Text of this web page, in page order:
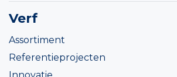
Verf
Assortiment
Referentieprojecten
Innovatie